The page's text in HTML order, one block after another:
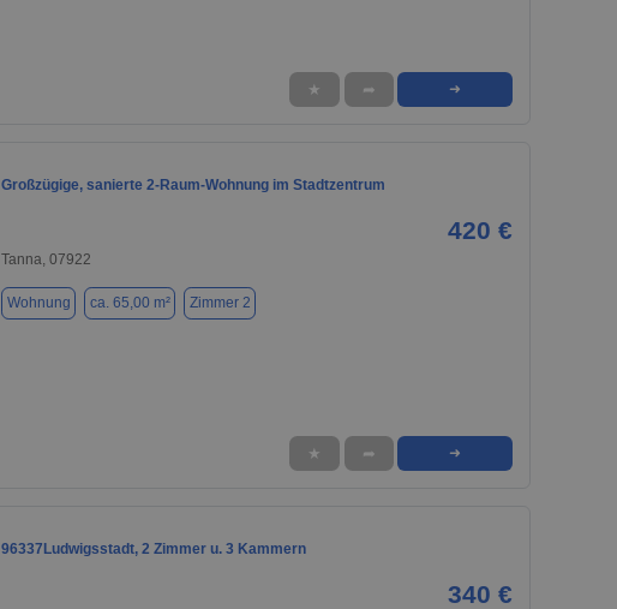
★ ➦ ➜
Großzügige, sanierte 2-Raum-Wohnung im Stadtzentrum
420 €
Tanna, 07922
Wohnung ca. 65,00 m² Zimmer 2
★ ➦ ➜
96337Ludwigsstadt, 2 Zimmer u. 3 Kammern
340 €